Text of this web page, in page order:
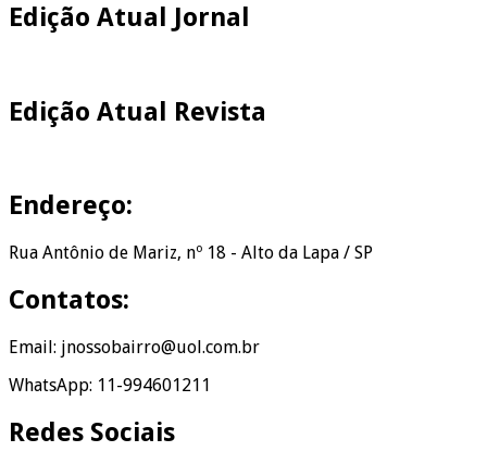
Edição Atual Jornal
Edição Atual Revista
Endereço:
Rua Antônio de Mariz, nº 18 - Alto da Lapa / SP
Contatos:
Email: jnossobairro@uol.com.br
WhatsApp: 11-994601211
Redes Sociais